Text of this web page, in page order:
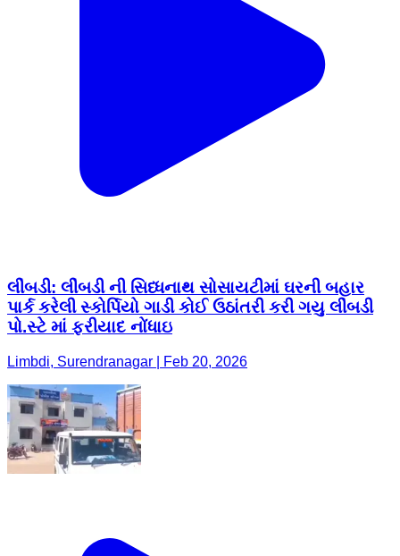
લીંબડી: લીંબડી ની સિધ્ધનાથ સોસાયટીમાં ઘરની બહાર
પાર્ક કરેલી સ્કોર્પિયો ગાડી કોઈ ઉઠાંતરી કરી ગયુ લીંબડી
પો.સ્ટે માં ફરીયાદ નોંધાઇ
Limbdi, Surendranagar | Feb 20, 2026